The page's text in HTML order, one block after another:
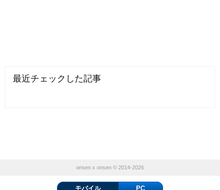
最近チェックした記事
onsen x onsen © 2014-2026
モバイル PC